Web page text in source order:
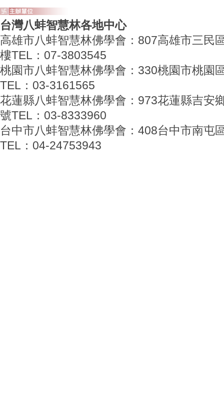
台灣八蚌智慧林各地中心
高雄市八蚌智慧林佛學會：807高雄市三民
樓TEL：07-3803545
桃園市八蚌智慧林佛學會：330桃園市桃園
TEL：03-3161565
花蓮縣八蚌智慧林佛學會：973花蓮縣吉安
號TEL：03-8333960
台中市八蚌智慧林佛學會：408台中市南屯
TEL：04-24753943